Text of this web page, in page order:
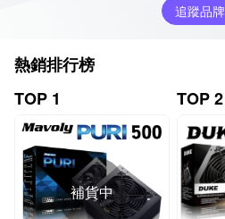
追蹤品牌
熱銷排行榜
TOP 1
補貨中
TOP 2